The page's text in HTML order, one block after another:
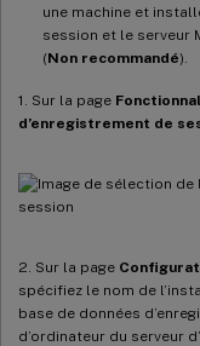
une machine et
session et le serveur
(Non recommandé).
1. Sur la page
d’enregistrement de
2. Sur la page
spécifiez le nom de
base de données
d’ordinateur du serveur